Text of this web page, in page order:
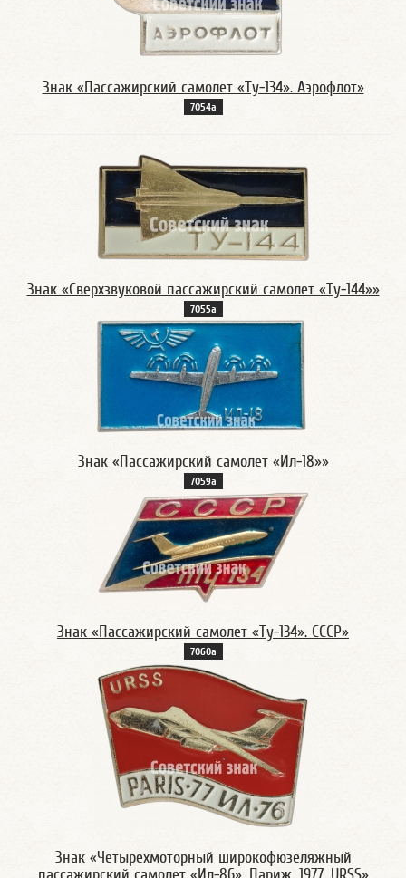
Знак «Пассажирский самолет «Ту-134». Аэрофлот»
7054а
Знак «Сверхзвуковой пассажирский самолет «Ту-144»»
7055а
Знак «Пассажирский самолет «Ил-18»»
7059а
Знак «Пассажирский самолет «Ту-134». СССР»
7060а
Знак «Четырехмоторный широкофюзеляжный